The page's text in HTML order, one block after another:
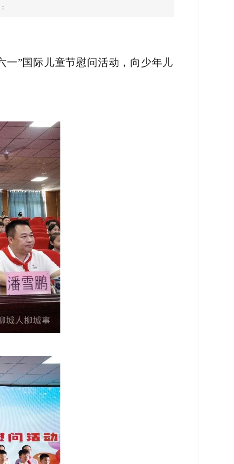
一”国际儿童节慰问活动，向少年儿